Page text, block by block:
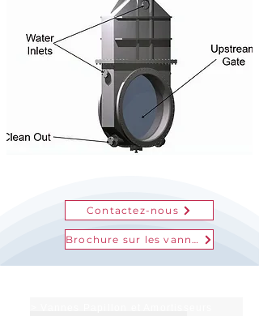
Contactez-nous
Brochure sur les vannes à vanne